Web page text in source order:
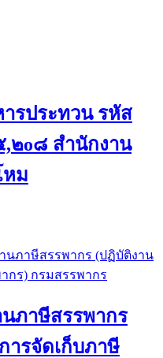
รประทวน รหัส
๒o๘ สำนักงาน
หม
ภาษีสรรพากร
ารจัดเก็บภาษี